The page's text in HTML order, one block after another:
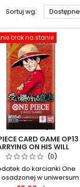
Sortuj wg: Dostępne
brak na stanie
CARD GAME OP13
ON HIS WILL
BOOSTER PACK
(0)
do karcianki One
osadzonej w uniwersum